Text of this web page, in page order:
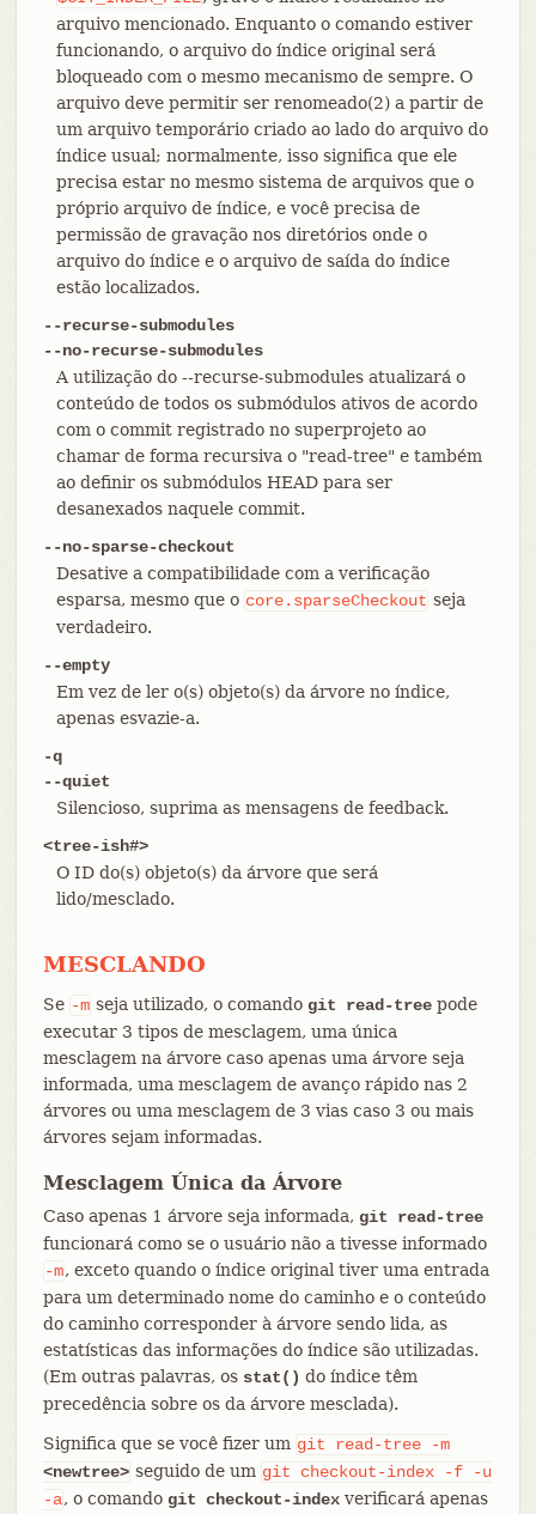
arquivo mencionado. Enquanto o comando estiver
funcionando, o arquivo do índice original será
bloqueado com o mesmo mecanismo de sempre. O
arquivo deve permitir ser renomeado(2) a partir de
um arquivo temporário criado ao lado do arquivo do
índice usual; normalmente, isso significa que ele
precisa estar no mesmo sistema de arquivos que o
próprio arquivo de índice, e você precisa de
permissão de gravação nos diretórios onde o
arquivo do índice e o arquivo de saída do índice
estão localizados.
--recurse-submodules
--no-recurse-submodules
A utilização do --recurse-submodules atualizará o
conteúdo de todos os submódulos ativos de acordo
com o commit registrado no superprojeto ao
chamar de forma recursiva o "read-tree" e também
ao definir os submódulos HEAD para ser
desanexados naquele commit.
--no-sparse-checkout
Desative a compatibilidade com a verificação
esparsa, mesmo que o core.sparseCheckout seja
verdadeiro.
--empty
Em vez de ler o(s) objeto(s) da árvore no índice,
apenas esvazie-a.
-q
--quiet
Silencioso, suprima as mensagens de feedback.
<tree-ish#>
O ID do(s) objeto(s) da árvore que será
lido/mesclado.
MESCLANDO
Se -m seja utilizado, o comando git read-treepode
executar 3 tipos de mesclagem, uma única
mesclagem na árvore caso apenas uma árvore seja
informada, uma mesclagem de avanço rápido nas 2
árvores ou uma mesclagem de 3 vias caso 3 ou mais
árvores sejam informadas.
Mesclagem Única da Árvore
Caso apenas 1 árvore seja informada, git read-tree
funcionará como se o usuário não a tivesse informado
-m, exceto quando o índice original tiver uma entrada
para um determinado nome do caminho e o conteúdo
do caminho corresponder à árvore sendo lida, as
estatísticas das informações do índice são utilizadas.
(Em outras palavras, os stat() do índice têm
precedência sobre os da árvore mesclada).
Significa que se você fizer um git read-tree
-m
<newtree> seguido de um git checkout-index -f
-u
-a, o comando git checkout-indexverificará apenas